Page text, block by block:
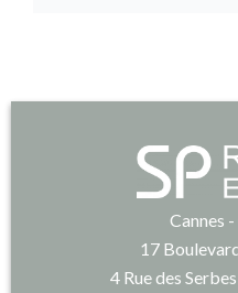
Cannes
17
4 Rue des